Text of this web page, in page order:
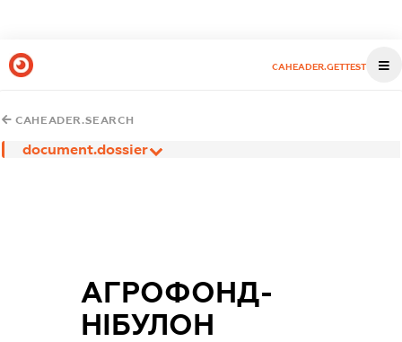
CAHEADER.GETTEST
CAHEADER.SEARCH
document.dossier
АГРОФОНД-
НІБУЛОН